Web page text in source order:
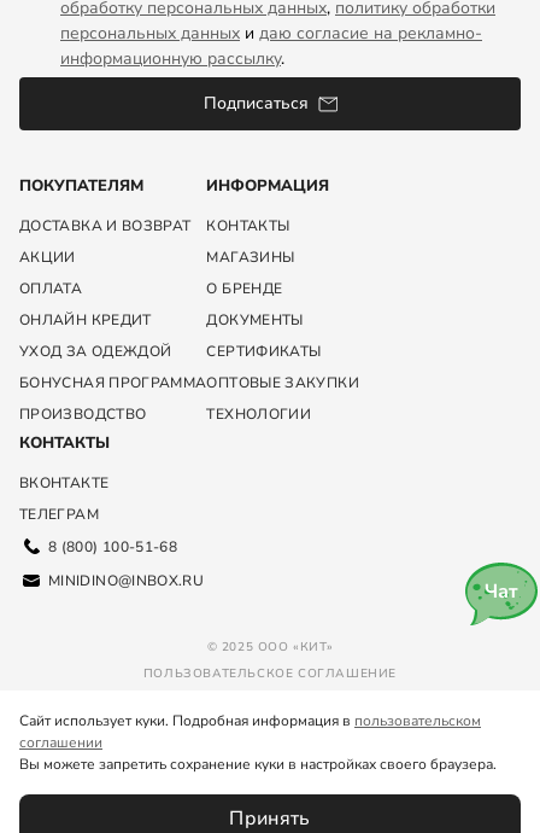
ПОКУПАТЕЛЯМ
ДОСТАВКА И ВОЗВРАТ
АКЦИИ
ОПЛАТА
ОНЛАЙН КРЕДИТ
УХОД ЗА ОДЕЖДОЙ
БОНУСНАЯ ПРОГРАММА
ПРОИЗВОДСТВО
ИНФОРМАЦИЯ
КОНТАКТЫ
МАГАЗИНЫ
О БРЕНДЕ
ДОКУМЕНТЫ
СЕРТИФИКАТЫ
ОПТОВЫЕ ЗАКУПКИ
ТЕХНОЛОГИИ
КОНТАКТЫ
ВКОНТАКТЕ
ТЕЛЕГРАМ
8 (800) 100-51-68
MINIDINO@INBOX.RU
обработку персональных данных, политику обработки
персональных данных и даю согласие на рекламно-
информационную рассылку.
Подписаться
© 2025 ООО «КИТ»
ПОЛЬЗОВАТЕЛЬСКОЕ СОГЛАШЕНИЕ
Сайт использует куки. Подробная информация в пользовательском
соглашении
Вы можете запретить сохранение куки в настройках своего браузера.
Принять
Чат